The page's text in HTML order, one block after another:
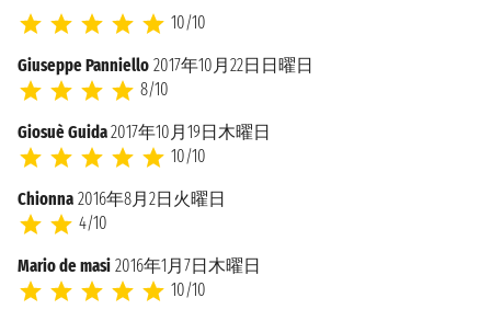
10/10
Giuseppe Panniello 2017年10月22日日曜日
8/10
Giosuè Guida2017年10月19日木曜日
10/10
Chionna 2016年8月2日火曜日
4/10
Mario de masi 2016年1月7日木曜日
10/10